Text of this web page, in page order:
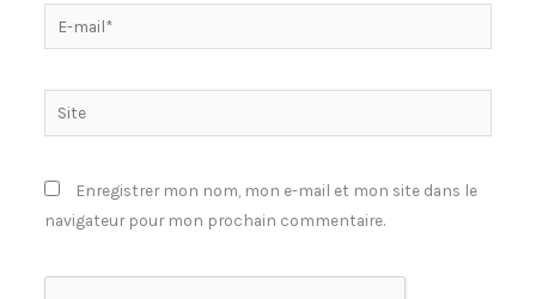
mail*
Site
Enregistrer mon nom, mon e-mail et mon site dans le
navigateur pour mon prochain commentaire.